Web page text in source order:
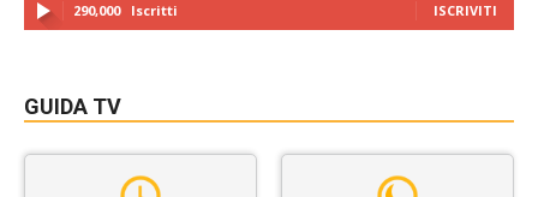
290,000 Iscritti ISCRIVITI
GUIDA TV